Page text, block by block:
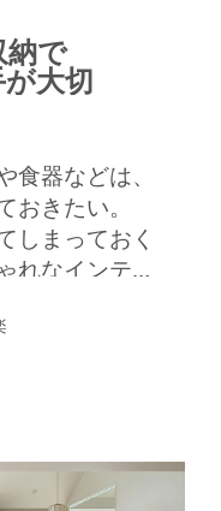
納で
大切
食器などは、
おきたい。
しまっておく
れなインテリ